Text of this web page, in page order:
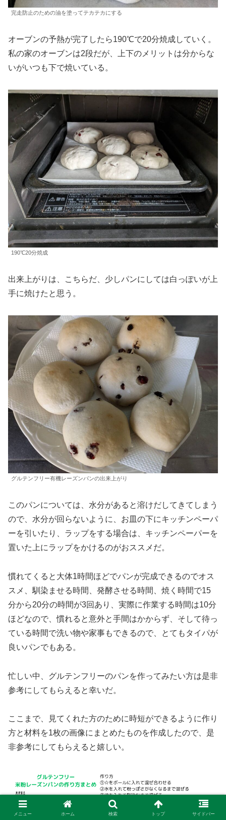
完走防止のための油を塗ってテカテカにする
オーブンの予熱が完了したら190℃で20分焼成していく。
私の家のオーブンは2段だが、上下のメリットは分からな
いがいつも下で焼いている。
190℃20分焼成
出来上がりは、こちらだ、少しパンにしては白っぽいが上
手に焼けたと思う。
グルテンフリー有機レーズンパンの出来上がり
このパンについては、水分があると溶けだしてきてしまう
ので、水分が回らないように、お皿の下にキッチンペーパ
ーを引いたり、ラップをする場合は、キッチンペーパーを
置いた上にラップをかけるのがおススメだ。
慣れてくると大体1時間ほどでパンが完成できるのでオス
スメ、馴染ませる時間、発酵させる時間、焼く時間で15
分から20分の時間が3回あり、実際に作業する時間は10分
ほどなので、慣れると意外と手間はかからず、そして待っ
ている時間で洗い物や家事もできるので、とてもタイパが
良いパンでもある。
忙しい中、グルテンフリーのパンを作ってみたい方は是非
参考にしてもらえると幸いだ。
ここまで、見てくれた方のために時短ができるように作り
方と材料を1枚の画像にまとめたものを作成したので、是
非参考にしてもらえると嬉しい。
メニュー ホーム 検索 トップ サイドバー